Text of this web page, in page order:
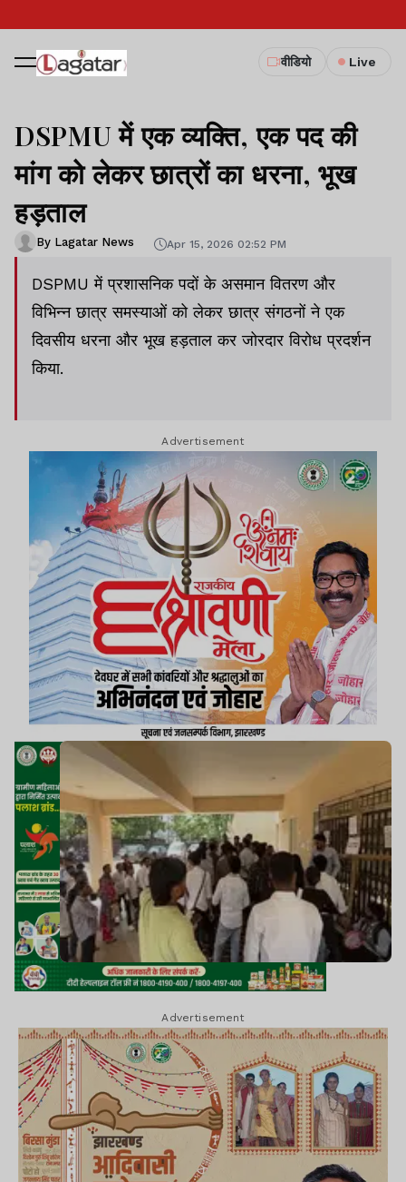
वीडियो Live
DSPMU में एक व्यक्ति, एक पद की
मांग को लेकर छात्रों का धरना, भूख
हड़ताल
By Lagatar News Apr 15, 2026 02:52 PM
DSPMU में प्रशासनिक पदों के असमान वितरण और
विभिन्न छात्र समस्याओं को लेकर छात्र संगठनों ने एक
दिवसीय धरना और भूख हड़ताल कर जोरदार विरोध प्रदर्शन
किया.
Advertisement
Advertisement